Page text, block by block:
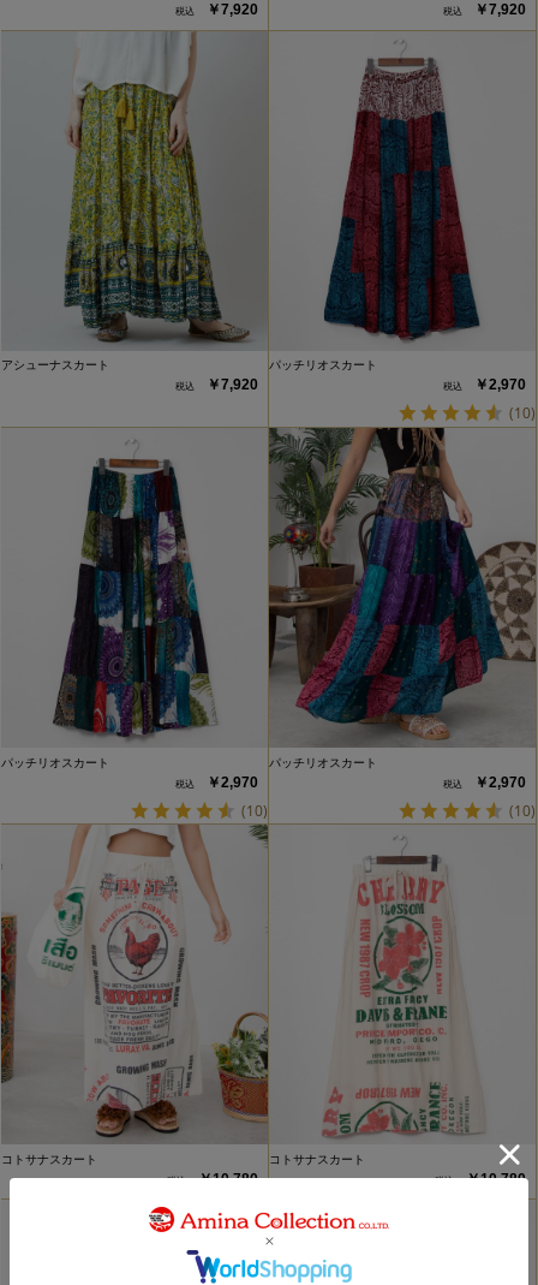
￥7,920 ￥7,920
アシューナスカート
￥7,920
パッチリオスカート
￥2,970
(10)
パッチリオスカート
￥2,970
(10)
パッチリオスカート
￥2,970
(10)
コトサナスカート
￥10,780
コトサナスカート
￥10,780